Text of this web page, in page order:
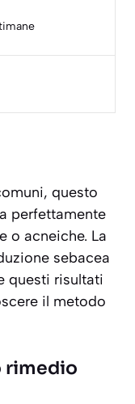
questo
perfettamente
o acneiche. La
sebacea
questi risultati
il metodo
rimedio